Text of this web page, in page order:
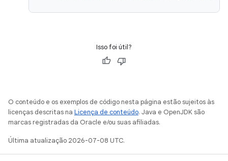
Isso foi útil?
O conteúdo e os exemplos de código nesta página estão sujeitos às
licenças descritas na Licença de conteúdo. Java e OpenJDK são
marcas registradas da Oracle e/ou suas afiliadas.
Última atualização 2026-07-08 UTC.